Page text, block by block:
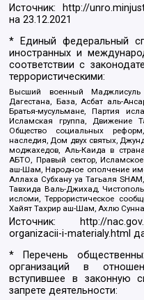
Источник: http://
на23.12.2021
* Единый федеральный
иностранных и
соответствии с
террористическими:
Высший военный
Дагестана, База, Асбат аль-
Братья-мусульмане, Партия
Исламская группа, Движение
Общество социальных
наследия, Дом двух святых,
моджахедов, Аль-Каида в
АБТО, Правый сектор,
аш-Шам, Народное ополчение
Аллаха Субхану уа Тагьаля
Тавхида Валь-Джихад,
исломи, Террористическое
Хайят Тахрир аш-Шам, Ахлю
Источник:
http://
organizacii-i-materialy.html
* Перечень
организаций в
вступившее в законную
запрете деятельности: